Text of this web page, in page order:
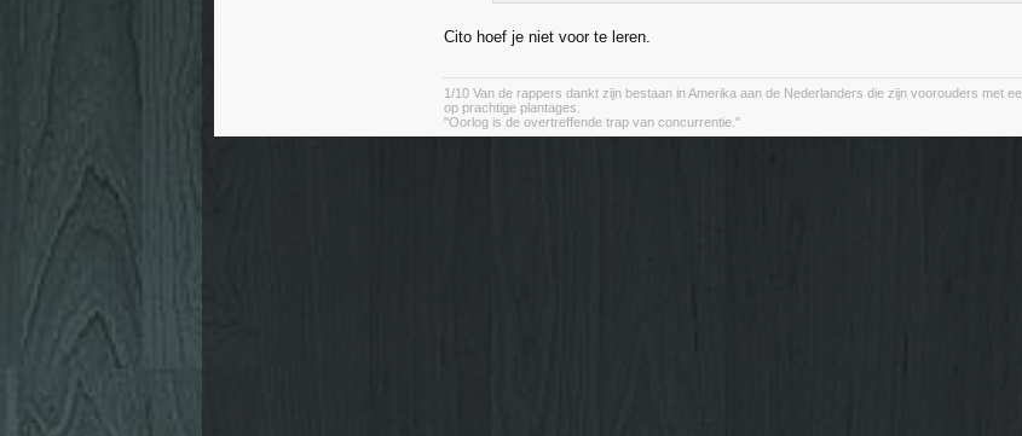
Cito hoef je niet voor te leren.
1/10 Van de rappers dankt zijn bestaan in Amerika aan de Nederlanders die zijn voorouders met
op prachtige plantages.
"Oorlog is de overtreffende trap van concurrentie."